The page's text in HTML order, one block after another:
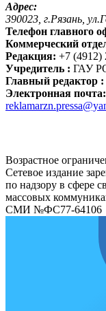
Адрес:
390023, г.Рязань,
Телефон главного
Коммерческий
Редакция: +7 (4912)
Учредитель : ГАУ
Главный редактор :
Электронная почта:
Возрастное
Сетевое издание
по надзору в сфере
массовых
СМИ №ФС77-64106